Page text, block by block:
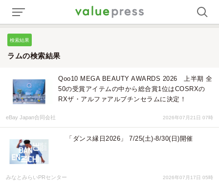
検索結果
ラムの検索結果
Qoo10 MEGA BEAUTY AWARDS 2026 上半期 全
50の受賞アイテムの中から総合賞1位はCOSRXの
RXザ・アルファアルブチンセラムに決定！
eBay Japan合同会社 2026年07月21日 07時
「ダンス縁日2026」 7/25(土)-8/30(日)開催
みなとみらいPRセンター 2026年07月17日 05時